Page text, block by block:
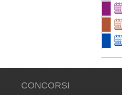
CONCORSI